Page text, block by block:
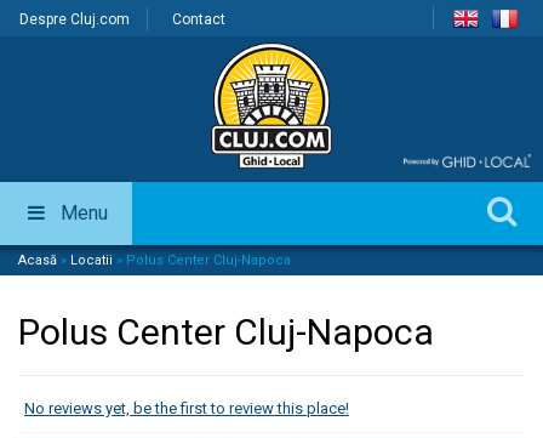
Despre Cluj.com Contact
Menu
Acasă » Locatii » Polus Center Cluj-Napoca
Polus Center Cluj-Napoca
No reviews yet, be the first to review this place!